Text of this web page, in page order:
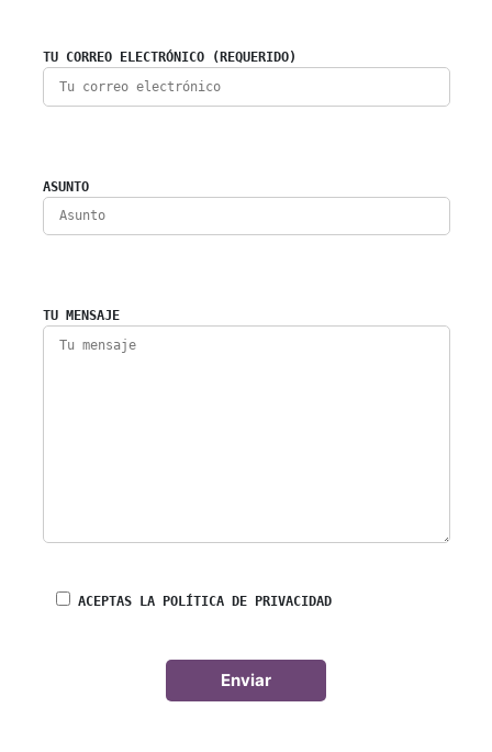
TU CORREO ELECTRÓNICO (REQUERIDO)
ASUNTO
TU MENSAJE
ACEPTAS LA POLÍTICA DE PRIVACIDAD